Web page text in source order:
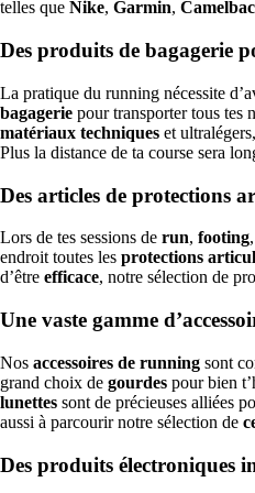
telles que Nike, Garmin,
Des produits de bagagerie
La pratique du running nécessite
bagagerie pour transporter tous tes
matériaux techniques et
Plus la distance de ta course sera
Des articles de protections
Lors de tes sessions de run, footing,
endroit toutes les protections
d’être efficace, notre sélection de
Une vaste gamme
Nos accessoires de running sont
grand choix de gourdes pour bien
lunettes sont de précieuses alliées
aussi à parcourir notre sélection de
Des produits électroniques